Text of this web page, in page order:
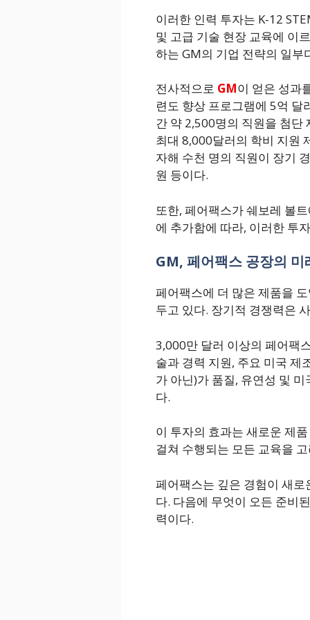
이러한 인력 투자는 K-12
및 고급 기술 현장 교육에 이
하는 GM의 기업 전략의 일부
전사적으로 GM이 얻은 성과
련도 향상 프로그램에 5억 달
간 약 2,500명의 직원을 첨단
최대 8,000달러의 학비 지원
자해 수천 명의 직원이 장기
원 등이다.
또한, 페어팩스가 쉐보레 볼
에 추가함에 따라, 이러한 투
GM, 페어팩스 공장의
페어팩스에 더 많은 제품을
두고 있다. 장기적 경쟁력은
3,000만 달러 이상의 페어팩
술과 경력 지원, 주요 미국 제
가 아닌)가 품질, 유연성 및
다.
이 투자의 효과는 새로운 제
걸쳐 수행되는 모든 교육을
페어팩스는 깊은 경험이 새
다. 다음에 무엇이 오든 준비
력이다.